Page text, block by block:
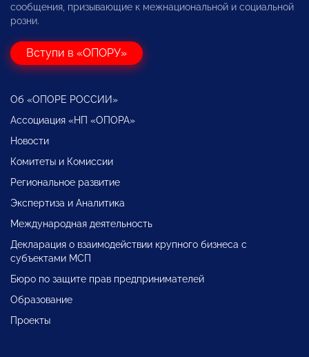
сообщения, призывающие к межнациональной и социальной
розни.
Вступи в «ОПОРУ»
Об «ОПОРЕ РОССИИ»
Ассоциация «НП «ОПОРА»
Новости
Комитеты и Комиссии
Региональное развитие
Экспертиза и Аналитика
Международная деятельность
Декларация о взаимодействии крупного бизнеса с
субъектами МСП
Бюро по защите прав предпринимателей
Образование
Проекты